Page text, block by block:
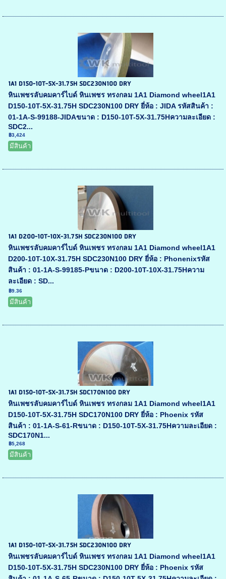
1A1 D150-10T-5X-31.75H SDC230N100 DRY
หินเพชรลับคมคาร์ไบด์ หินเพชร ทรงกลม 1A1 Diamond wheel1A1
D150-10T-5X-31.75H SDC230N100 DRY ยี่ห้อ : JIDA รหัสสินค้า :
01-1A-S-99188-JIDAขนาด : D150-10T-5X-31.75Hความละเอียด :
SDC2...
฿3,424
มีสินค้า
1A1 D200-10T-10X-31.75H SDC230N100 DRY
หินเพชรลับคมคาร์ไบด์ หินเพชร ทรงกลม 1A1 Diamond wheel1A1
D200-10T-10X-31.75H SDC230N100 DRY ยี่ห้อ : Phonenixรหัส
สินค้า : 01-1A-S-99185-Pขนาด : D200-10T-10X-31.75Hความ
ละเอียด : SD...
฿9.36
มีสินค้า
1A1 D150-10T-5X-31.75H SDC170N100 DRY
หินเพชรลับคมคาร์ไบด์ หินเพชร ทรงกลม 1A1 Diamond wheel1A1
D150-10T-5X-31.75H SDC170N100 DRY ยี่ห้อ : Phoenix รหัส
สินค้า : 01-1A-S-61-Rขนาด : D150-10T-5X-31.75Hความละเอียด :
SDC170N1...
฿5,268
มีสินค้า
1A1 D150-10T-5X-31.75H SDC230N100 DRY
หินเพชรลับคมคาร์ไบด์ หินเพชร ทรงกลม 1A1 Diamond wheel1A1
D150-10T-5X-31.75H SDC230N100 DRY ยี่ห้อ : Phoenix รหัส